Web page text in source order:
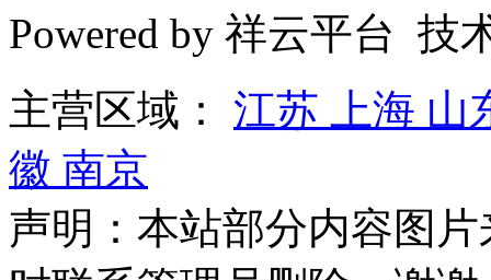
Powered by 祥云平台 技
主营区域： 江苏 上海 山
徽 南京
声明：本站部分内容图